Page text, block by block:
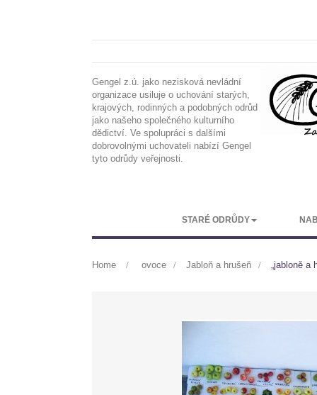
Gengel z.ú. jako nezisková nevládní
organizace usiluje o uchování starých,
krajových, rodinných a podobných odrůd
jako našeho společného kulturního
dědictví. Ve spolupráci s dalšími
dobrovolnými uchovateli nabízí Gengel
tyto odrůdy veřejnosti.
STARÉ ODRŮDY
Home > ovoce > Jabloň a hrušeň > „jabloně a